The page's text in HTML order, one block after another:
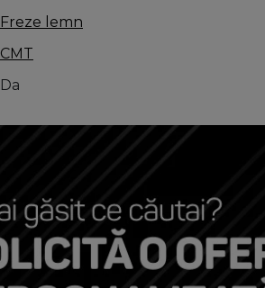
Freze lemn
CMT
Da